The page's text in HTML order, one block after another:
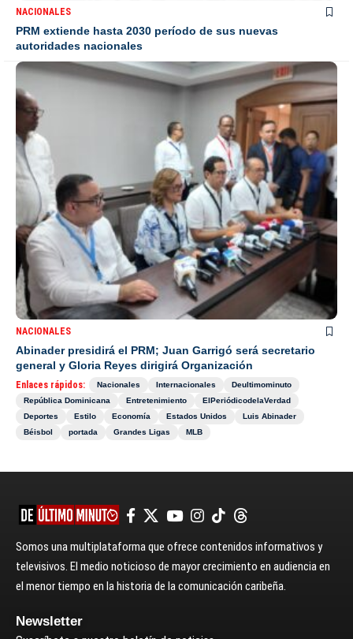
NACIONALES
PRM extiende hasta 2030 período de sus nuevas
autoridades nacionales
NACIONALES
Abinader presidirá el PRM; Juan Garrigó será secretario
general y Gloria Reyes dirigirá Organización
Enlaces rápidos: Nacionales Internacionales
Deultimominuto
República Dominicana
Entretenimiento
ElPeriódicodelaVerdad
Deportes
Estilo Economía Estados Unidos
Luis Abinader
Béisbol
portada Grandes Ligas MLB
Somos una multiplataforma que ofrece contenidos informativos y
televisivos. El medio noticioso de mayor crecimiento en audiencia en
el menor tiempo en la historia de la comunicación caribeña.
Newsletter